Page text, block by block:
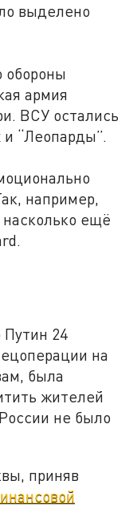
выделено
обороны
армия
ВСУ остались
и “Леопарды”.
например,
ещё
24
на
была
жителей
не было
приняв